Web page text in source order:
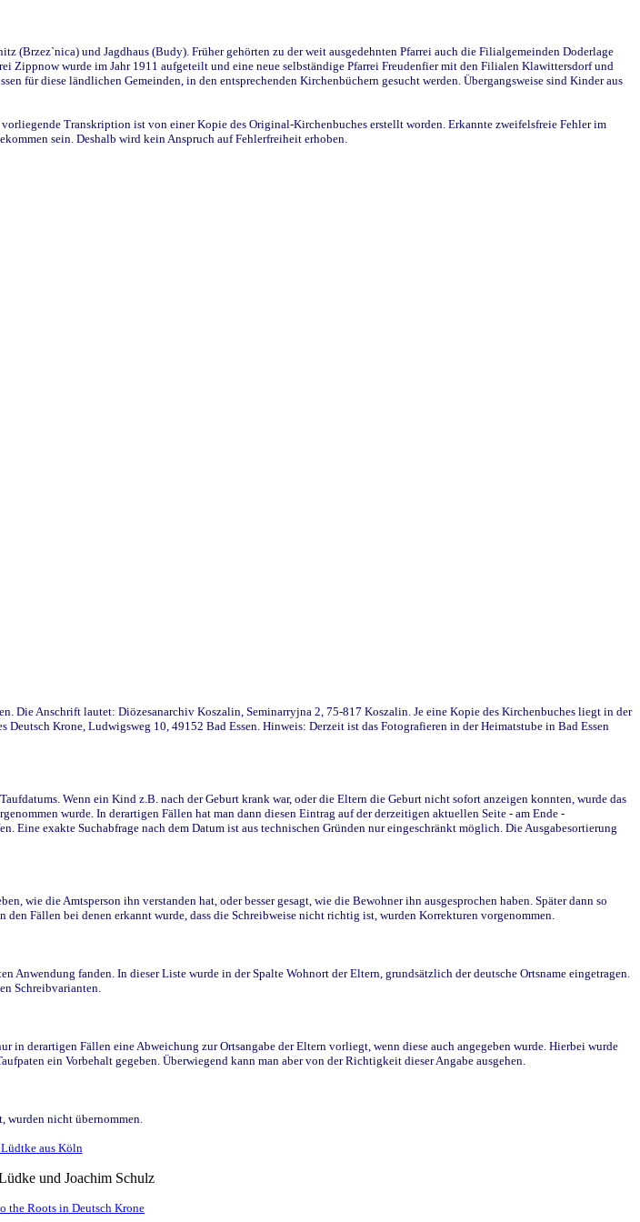
und Jagdhaus (Budy). Früher gehörten zu der weit ausgedehnten Pfarrei auch die Filialgemeinden Doderlage
Zippnow wurde im Jahr 1911 aufgeteilt und eine neue selbständige Pfarrei Freudenfier mit den Filialen Klawittersdorf und
für diese ländlichen Gemeinden, in den entsprechenden Kirchenbüchern gesucht werden. Übergangsweise sind Kinder aus
Transkription ist von einer Kopie des Original-Kirchenbuches erstellt worden. Erkannte zweifelsfreie Fehler im
sein. Deshalb wird kein Anspruch auf Fehlerfreiheit erhoben.
Anschrift lautet: Diözesanarchiv Koszalin, Seminarryjna 2, 75-817 Koszalin. Je eine Kopie des Kirchenbuches liegt in der
Krone, Ludwigsweg 10, 49152 Bad Essen. Hinweis: Derzeit ist das Fotografieren in der Heimatstube in Bad Essen
Wenn ein Kind z.B. nach der Geburt krank war, oder die Eltern die Geburt nicht sofort anzeigen konnten, wurde das
wurde. In derartigen Fällen hat man dann diesen Eintrag auf der derzeitigen aktuellen Seite - am Ende -
exakte Suchabfrage nach dem Datum ist aus technischen Gründen nur eingeschränkt möglich. Die Ausgabesortierung
wie die Amtsperson ihn verstanden hat, oder besser gesagt, wie die Bewohner ihn ausgesprochen haben. Später dann so
Fällen bei denen erkannt wurde, dass die Schreibweise nicht richtig ist, wurden Korrekturen vorgenommen.
fanden. In dieser Liste wurde in der Spalte Wohnort der Eltern, grundsätzlich der deutsche Ortsname eingetragen.
Schreibvarianten.
in derartigen Fällen eine Abweichung zur Ortsangabe der Eltern vorliegt, wenn diese auch angegeben wurde. Hierbei wurde
ein Vorbehalt gegeben. Überwiegend kann man aber von der Richtigkeit dieser Angabe ausgehen.
wurden nicht übernommen.
aus Köln
und Joachim Schulz
the Roots in Deutsch Krone